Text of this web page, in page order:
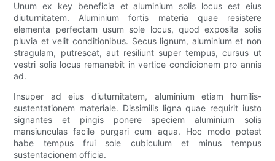
Unum ex key beneficia et aluminium solis locus est eius
diuturnitatem. Aluminium fortis materia quae resistere
elementa perfectam usum sole locus, quod exposita solis
pluvia et velit conditionibus. Secus lignum, aluminium et non
stragulam, putrescat, aut resiliunt super tempus, cursus ut
vestri solis locus remanebit in vertice condicionem pro annis
ad.
Insuper ad eius diuturnitatem, aluminium etiam humilis-
sustentationem materiale. Dissimilis ligna quae requirit iusto
signantes et pingis ponere speciem aluminium solis
mansiunculas facile purgari cum aqua. Hoc modo potest
habe tempus frui sole cubiculum et minus tempus
sustentacionem officia.